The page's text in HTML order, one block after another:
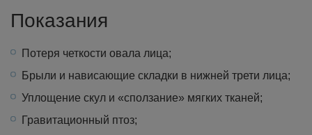
Показания
Потеря четкости овала лица;
Брыли и нависающие складки в нижней трети лица;
Уплощение скул и «сползание» мягких тканей;
Гравитационный птоз;